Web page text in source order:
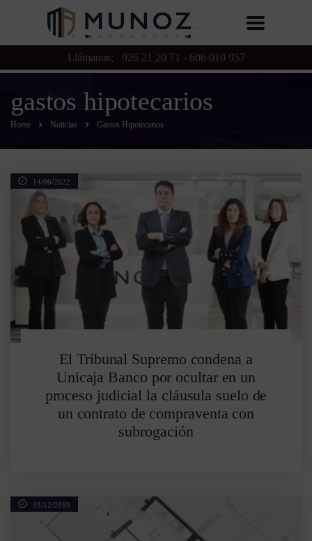
Llámanos: 926 21 20 71 - 606 010 957
gastos hipotecarios
Home Noticias Gastos Hipotecarios
El Tribunal Supremo condena a
Unicaja Banco por ocultar en un
proceso judicial la cláusula suelo de
un contrato de compraventa con
subrogación
14/06/2022
31/12/2019